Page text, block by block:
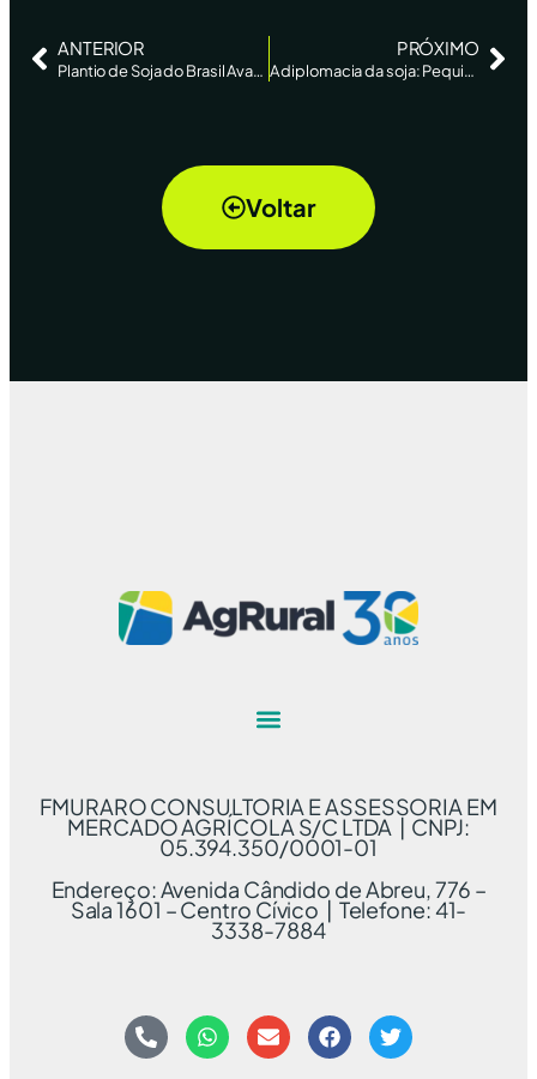
ANTERIOR
Plantio de Soja do Brasil Avança, Mas Há Preocupação com Tempo Seco, Diz AgRural
PRÓXIMO
A diplomacia da soja: Pequim compra um pouco, Washington finge que vence
Voltar
FMURARO CONSULTORIA E ASSESSORIA EM
MERCADO AGRÍCOLA S/C LTDA | CNPJ:
05.394.350/0001-01
Endereço: Avenida Cândido de Abreu, 776 –
Sala 1601 – Centro Cívico | Telefone: 41-
3338-7884